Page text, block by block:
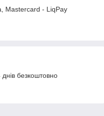
Mastercard - LiqPay
безкоштовно